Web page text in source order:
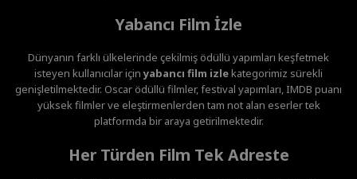
Yabancı Film İzle
Dünyanın farklı ülkelerinde çekilmiş ödüllü yapımları keşfetmek
isteyen kullanıcılar içinyabancı film izlekategorimiz sürekli
genişletilmektedir. Oscar ödüllü filmler, festival yapımları, IMDB puanı
yüksek filmler ve eleştirmenlerden tam not alan eserler tek
platformda bir araya getirilmektedir.
Her Türden Film Tek Adreste